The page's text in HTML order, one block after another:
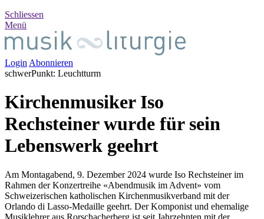
Schliessen
Menü
Login Abonnieren
schwerPunkt: Leuchtturm
Kirchenmusiker Iso
Rechsteiner wurde für sein
Lebenswerk geehrt
Am Montagabend, 9. Dezember 2024 wurde Iso Rechsteiner im
Rahmen der Konzertreihe «Abendmusik im Advent» vom
Schweizerischen katholischen Kirchenmusikverband mit der
Orlando di Lasso-Medaille geehrt. Der Komponist und ehemalige
Musiklehrer aus Rorschacherberg ist seit Jahrzehnten mit der